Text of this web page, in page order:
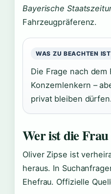
Bayerische
Fahrzeugpräferenz.
WAS ZU BEACHTEN IST
Die Frage nach
Konzernlenkern –
privat bleiben
Wer ist die
Oliver Zipse ist
heraus. In
Ehefrau. Offizielle